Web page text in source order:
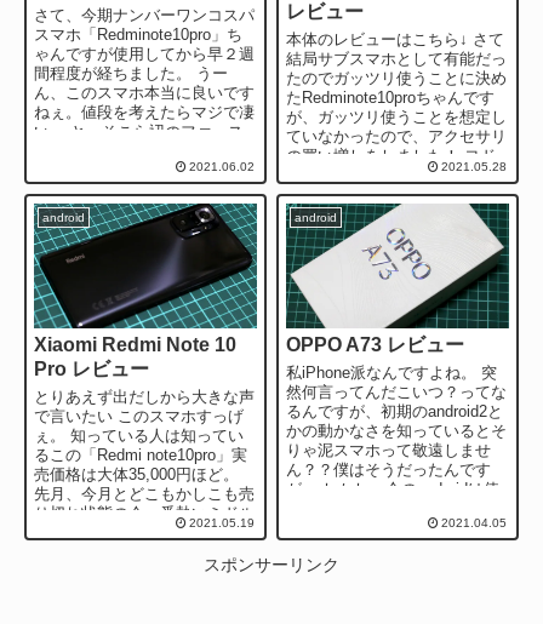
さて、今期ナンバーワンコスパ
スマホ「Redminote10pro」ち
ゃんですが使用してから早２週
間程度が経ちました。 うー
ん、このスマホ本当に良いです
ねぇ。値段を考えたらマジで凄
い。 と、そこら辺のファース
2021.06.02
レビュー
本体のレビューはこちら↓ さて
結局サブスマホとして有能だっ
たのでガッツリ使うことに決め
たRedminote10proちゃんです
が、ガッツリ使うことを想定し
ていなかったので、アクセサリ
の買い増しをしました！ ヨド
バシなどで購入したかった...
2021.05.28
android
Xiaomi Redmi Note 10
Pro レビュー
とりあえず出だしから大きな声
で言いたい このスマホすっげ
ぇ。 知っている人は知ってい
るこの「Redmi note10pro」実
売価格は大体35,000円ほど。
先月、今月とどこもかしこも売
り切れ状態の今一番熱いミドル
スペックのスマホです...
2021.05.19
android
OPPO A73 レビュー
私iPhone派なんですよね。 突
然何言ってんだこいつ？ってな
るんですが、初期のandroid2と
かの動かなさを知っているとそ
りゃ泥スマホって敬遠しませ
ん？？僕はそうだったんです
が。 しかし、今のandroidは使
2021.04.05
スポンサーリンク